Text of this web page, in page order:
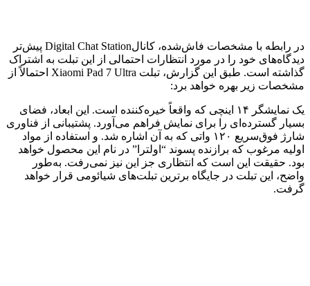
در رابطه با مشخصات فاش‌شده، کانالDigital Chat Station پیش‌تر
دیدگاه‌های خود را در مورد انتظارات احتمالی از این تبلت به اشتراک
گذاشته است. طبق این گزارش، تبلت Xiaomi Pad 7 Ultra احتمالاً از
مشخصات زیر بهره خواهد برد:
یک نمایشگر ۱۴ اینچی که واقعاً خیره‌کننده است. این ابعاد، فضای
بسیار گسترده‌ای را برای نمایش فراهم می‌آورد. پشتیبانی از فناوری
شارژ فوق‌سریع ۱۲۰ واتی که به آن اشاره شد. و استفاده از مواد
اولیه مرغوب که برازنده پسوند “اولترا” در نام این محصول خواهد
بود. حقیقت این است که انتظاری جز این نیز نمی‌رفت. به‌طور
واضح، این تبلت در جایگاه برترین تبلت‌های شیائومی قرار خواهد
گرفت.